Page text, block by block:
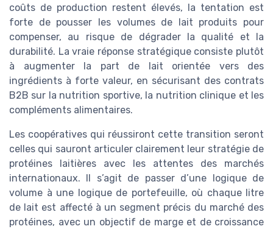
coûts de production restent élevés, la tentation est
forte de pousser les volumes de lait produits pour
compenser, au risque de dégrader la qualité et la
durabilité. La vraie réponse stratégique consiste plutôt
à augmenter la part de lait orientée vers des
ingrédients à forte valeur, en sécurisant des contrats
B2B sur la nutrition sportive, la nutrition clinique et les
compléments alimentaires.
Les coopératives qui réussiront cette transition seront
celles qui sauront articuler clairement leur stratégie de
protéines laitières avec les attentes des marchés
internationaux. Il s’agit de passer d’une logique de
volume à une logique de portefeuille, où chaque litre
de lait est affecté à un segment précis du marché des
protéines, avec un objectif de marge et de croissance